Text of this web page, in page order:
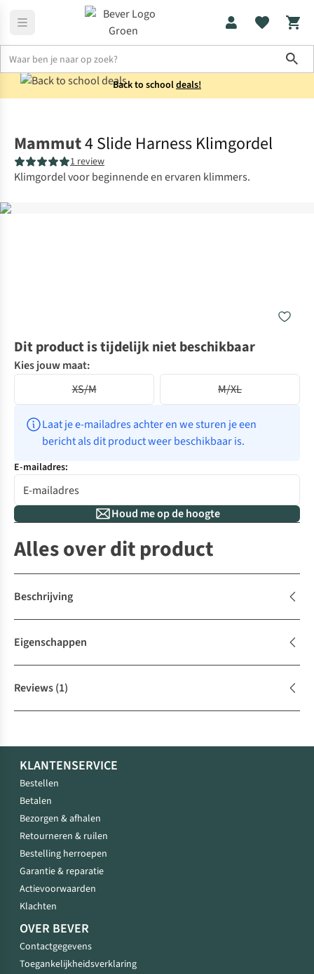
Back to schooldeals!
Mammut4 Slide Harness Klimgordel
1 review
Klimgordel voor beginnende en ervaren klimmers.
Dit product is tijdelijk niet beschikbaar
Kies jouw maat:
XS/M
M/XL
Laat je e-mailadres achter en we sturen je een
bericht als dit product weer beschikbaar is.
E-mailadres:
Houd me op de hoogte
Alles over dit product
Beschrijving
Eigenschappen
Reviews(1)
KLANTENSERVICE
Bestellen
Betalen
Bezorgen & afhalen
Retourneren & ruilen
Bestelling herroepen
Garantie & reparatie
Actievoorwaarden
Klachten
OVER BEVER
Contactgegevens
Toegankelijkheidsverklaring